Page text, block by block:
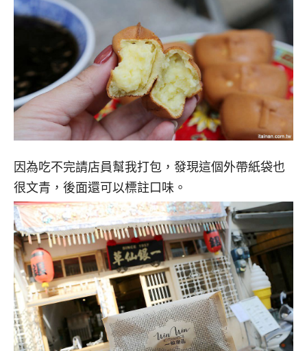
因為吃不完請店員幫我打包，發現這個外帶紙袋也
很文青，後面還可以標註口味。